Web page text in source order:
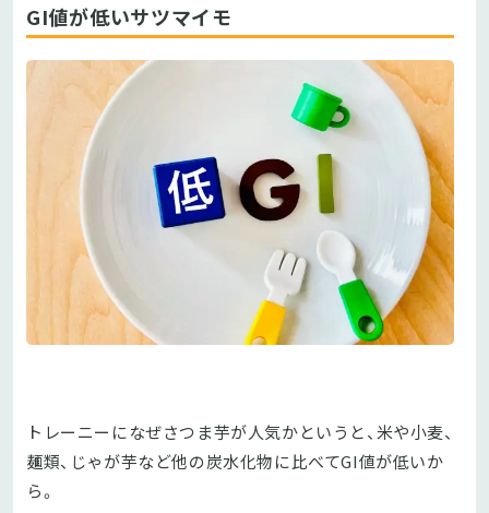
GI値が低いサツマイモ
トレーニーになぜさつま芋が人気かというと、米や小麦、
麺類、じゃが芋など他の炭水化物に比べてGI値が低いか
ら。